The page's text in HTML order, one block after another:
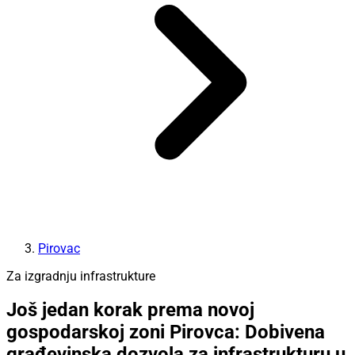
Pirovac
Za izgradnju infrastrukture
Još jedan korak prema novoj
gospodarskoj zoni Pirovca: Dobivena